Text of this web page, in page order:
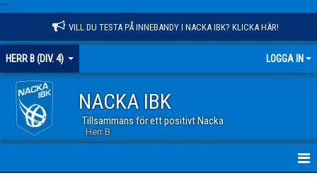
""
VILL DU TESTA PÅ INNEBANDY I NACKA IBK? KLICKA HÄR!
HERR B (DIV. 4) LOGGA IN
NACKA IBK
Tillsammans för ett positivt Nacka
Herr B